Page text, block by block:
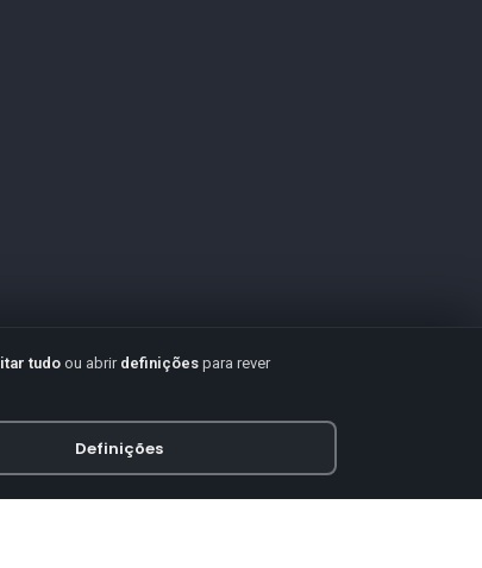
tudo ou abrir definições para rever
Definições